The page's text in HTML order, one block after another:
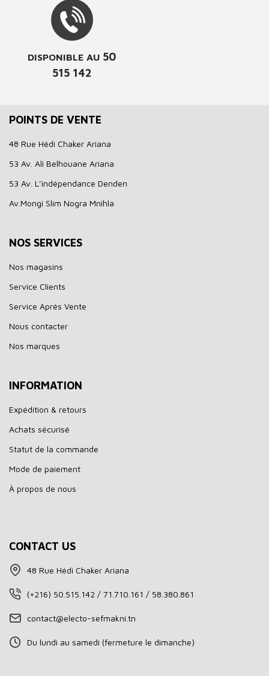
DISPONIBLE AU 50
515 142
POINTS DE VENTE
48 Rue Hédi Chaker Ariana
53 Av. Ali Belhouane Ariana
53 Av. L’indépendance Denden
Av.Mongi Slim Nogra Mnihla
NOS SERVICES
Nos magasins
Service Clients
Service Aprés Vente
Nous contacter
Nos marques
INFORMATION
Expédition & retours
Achats sécurisé
Statut de la commande
Mode de paiement
À propos de nous
CONTACT US
48 Rue Hédi Chaker Ariana
(+216) 50.515.142 / 71.710.161 / 58.380.861
contact@electo-sefmakni.tn
Du lundi au samedi (fermeture le dimanche)